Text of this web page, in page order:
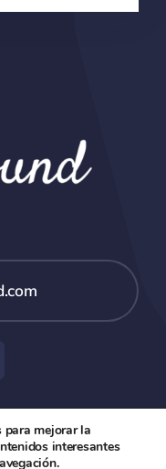
Política de Privacidad
para mejorar la
interesantes